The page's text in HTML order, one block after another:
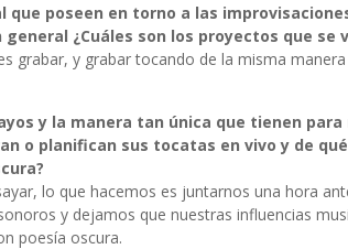
que poseen en torno a las
¿Cuáles son los proyectos que se
grabar, y grabar tocando de la misma
y la manera tan única que tienen
o planifican sus tocatas en vivo y de
lo que hacemos es juntarnos una hora
y dejamos que nuestras influencias
poesía oscura.